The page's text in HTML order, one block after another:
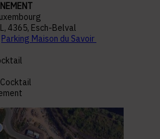
4365, Esch-Belval
Parking Maison du Savoir